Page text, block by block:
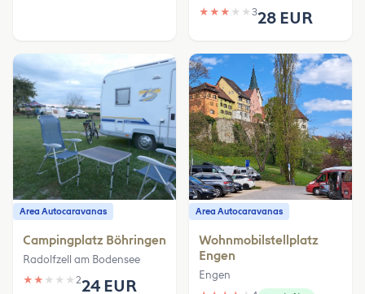
★ ★ ★ ★ ★ 328 EUR
Area Autocaravanas
Campingplatz Böhringen
Radolfzell am Bodensee
★ ★ ★ ★ ★ 224 EUR
Area Autocaravanas
Wohnmobilstellplatz
Engen
Engen